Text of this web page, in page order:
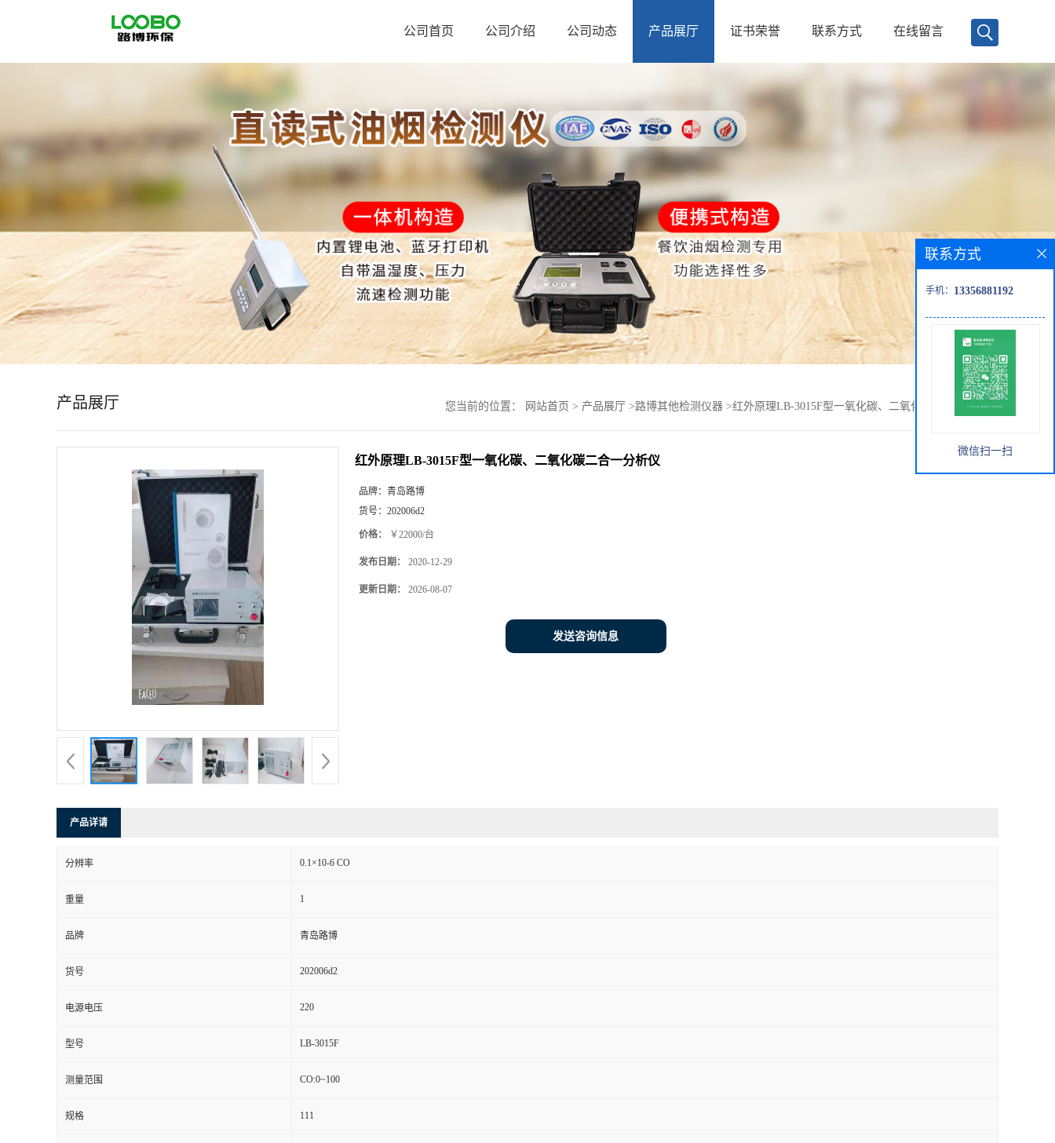
首
介
公司首页 公司介绍 公司动态 产品展厅 证书荣誉 联系方式 在线留言
产品展厅 您当前的位置： 网站首页 > 产品展厅 >路博其他检测仪器 >红外原理LB-3015F型一氧化碳、二氧化碳二合一分析仪
红外原理LB-3015F型一氧化碳、二氧化碳二合一分析仪
品牌： 青岛路博
货号： 202006d2
价格： ￥22000/台
发布日期： 2020-12-29
更新日期： 2026-08-07
发送咨询信息
产品详请
分辨率 0.1×10-6 CO
重量 1
品牌 青岛路博
货号 202006d2
电源电压 220
型号 LB-3015F
测量范围 CO:0~100
规格 111
联系方式
手机： 13356881192
微信扫一扫